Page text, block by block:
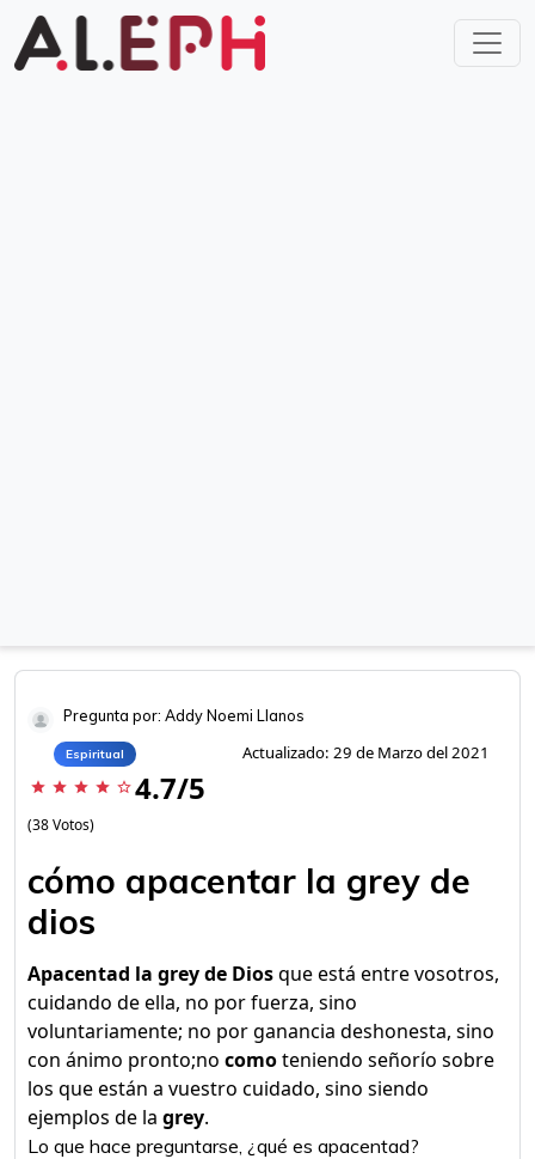
Pregunta por: Addy Noemi Llanos
Espiritual Actualizado: 29 de Marzo del 2021
star star star star star_border 4.7/5
(38 Votos)
cómo apacentar la grey de
dios
Apacentad la grey de Diosque está entre vosotros,
cuidando de ella, no por fuerza, sino
voluntariamente; no por ganancia deshonesta, sino
con ánimo pronto;no comoteniendo señorío sobre
los que están a vuestro cuidado, sino siendo
ejemplos de la grey.
Lo que hace preguntarse, ¿qué es apacentad?